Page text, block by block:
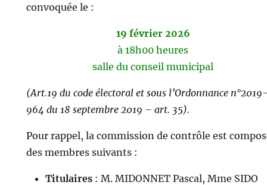
convoquée le :
19 février 2026
à 18h00 heures
salle du conseil municipal
(Art.19 du code électoral et sous l’Ordonnance
964 du 18 septembre 2019 – art. 35).
Pour rappel, la commission de contrôle est
des membres suivants :
Titulaires: M. MIDONNET Pascal, Mme SIDO